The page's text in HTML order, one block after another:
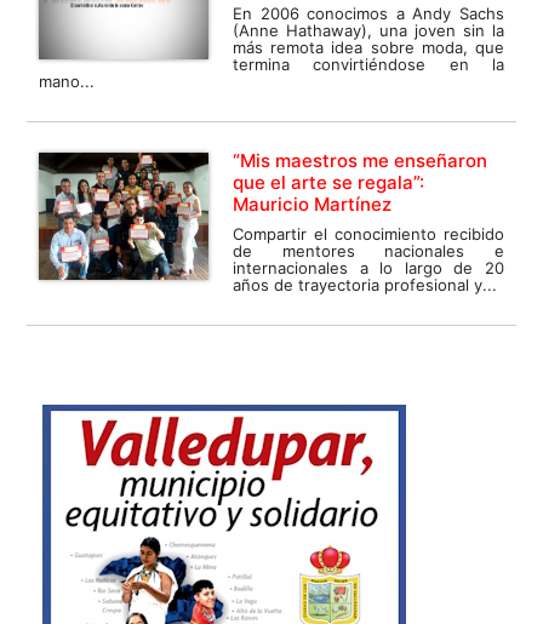
En 2006 conocimos a Andy Sachs
(Anne Hathaway), una joven sin la
más remota idea sobre moda, que
termina convirtiéndose en la
mano...
“Mis maestros me enseñaron
que el arte se regala”:
Mauricio Martínez
Compartir el conocimiento recibido
de mentores nacionales e
internacionales a lo largo de 20
años de trayectoria profesional y...